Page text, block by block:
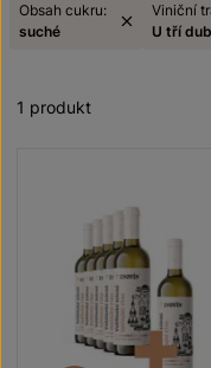
Obsah cukru:
suché
Viniční
U tří
1 produkt